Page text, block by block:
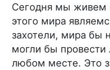
Сегодня мы живем
этого мира
захотели, мира
могли бы
любом месте. Это